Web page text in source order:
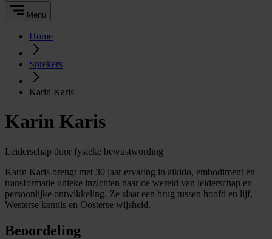
Menu
Home
Sprekers
Karin Karis
Karin Karis
Leiderschap door fysieke bewustwording
Karin Karis brengt met 30 jaar ervaring in aikido, embodiment en
transformatie unieke inzichten naar de wereld van leiderschap en
persoonlijke ontwikkeling. Ze slaat een brug tussen hoofd en lijf,
Westerse kennis en Oosterse wijsheid.
Beoordeling